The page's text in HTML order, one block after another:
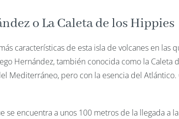
o La Caleta de los Hippies
características de esta isla de volcanes en las
Hernández, también conocida como la Caleta
Mediterráneo, pero con la esencia del
se encuentra a unos 100 metros de la llegada a